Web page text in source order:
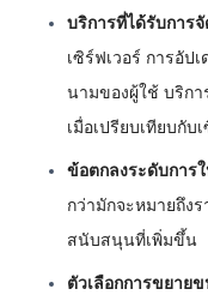
บริการที่ได้รับการ
เซิร์ฟเวอร์ การอัป
นามของผู้ใช้ บริกา
เมื่อเปรียบเทียบกับ
ข้อตกลงระดับการ
กว่ามักจะหมายถึง
สนับสนุนที่เพิ่มขึ้น
ตัวเลือกการขยาย